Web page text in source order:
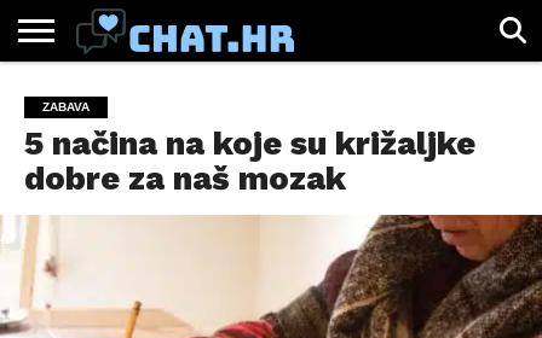
CHAT.HR
ZABAVA
ŽIVOT
VIRALNO
ZABAVA
5 načina na koje su križaljke
dobre za naš mozak